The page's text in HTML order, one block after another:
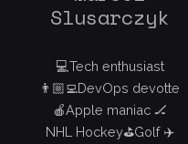
Slusarczyk
💻Tech enthusiast
👨🏼‍💻DevOps devotte
🍎Apple maniac 🏒
NHL Hockey⛳️Golf ✈️